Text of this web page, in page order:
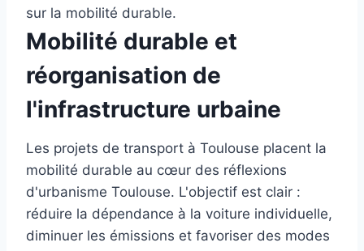
sur la mobilité durable.
Mobilité durable et
réorganisation de
l'infrastructure urbaine
Les projets de transport à Toulouse placent la
mobilité durable au cœur des réflexions
d'urbanisme Toulouse. L'objectif est clair :
réduire la dépendance à la voiture individuelle,
diminuer les émissions et favoriser des modes